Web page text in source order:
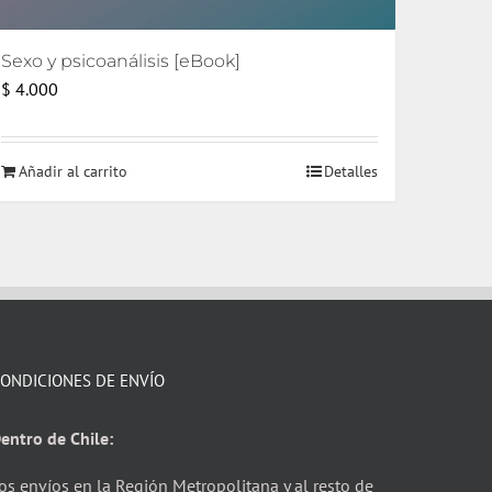
Sexo y psicoanálisis [eBook]
$ 4.000
Añadir al carrito Detalles
DE ENVÍO
de Chile:
envíos en la Región Metropolitana y al resto de